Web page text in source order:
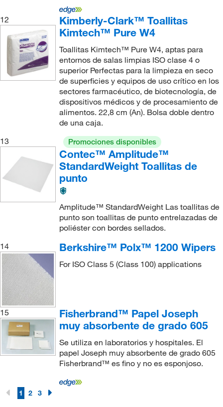
12
Kimberly-Clark™ Toallitas
Kimtech™ Pure W4
Toallitas Kimtech™ Pure W4, aptas para
entornos de salas limpias ISO clase 4 o
superior Perfectas para la limpieza en seco
de superficies y equipos de uso crítico en los
sectores farmacéutico, de biotecnología, de
dispositivos médicos y de procesamiento de
alimentos. 22,8 cm (An). Bolsa doble dentro
de una caja.
13
Promociones disponibles
Contec™ Amplitude™
StandardWeight Toallitas de
punto
Amplitude™ StandardWeight Las toallitas de
punto son toallitas de punto entrelazadas de
poliéster con bordes sellados.
14
Berkshire™ Polx™ 1200 Wipers
For ISO Class 5 (Class 100) applications
15
Fisherbrand™ Papel Joseph
muy absorbente de grado 605
Se utiliza en laboratorios y hospitales. El
papel Joseph muy absorbente de grado 605
Fisherbrand™ es fino y no es esponjoso.
1 2 3